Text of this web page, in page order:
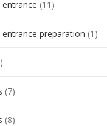
(11)
preparation (1)
(7)
(8)